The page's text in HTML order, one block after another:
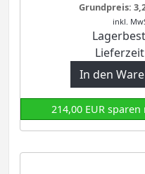
Grundpreis:
inkl.
214,00 EUR